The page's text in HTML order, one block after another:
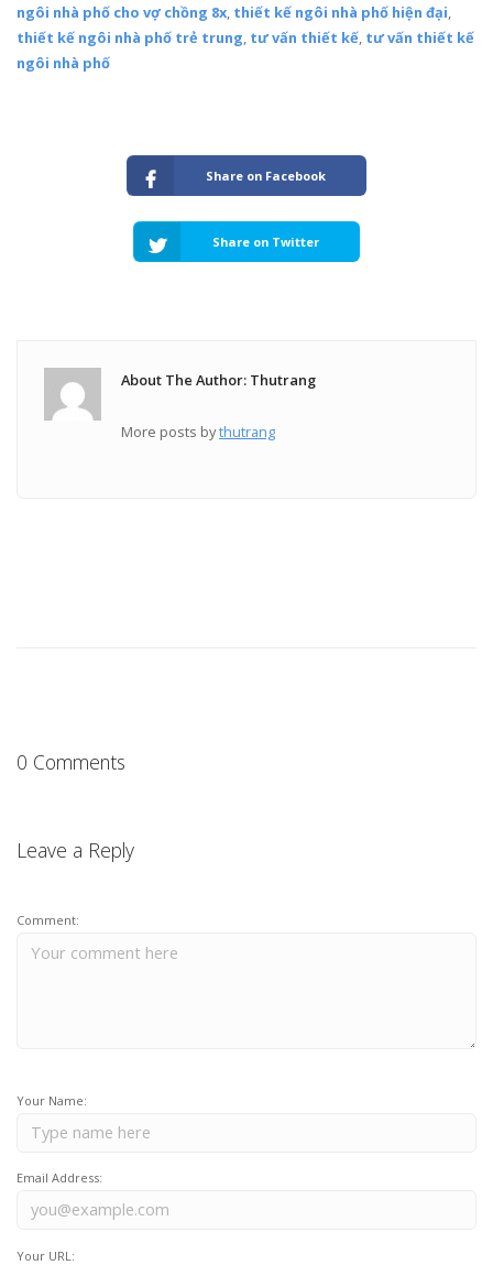
ngôi nhà phố cho vợ chồng 8x, thiết kế ngôi nhà phố hiện đại,
thiết kế ngôi nhà phố trẻ trung, tư vấn thiết kế, tư vấn thiết kế
ngôi nhà phố
Share on Facebook
Share on Twitter
About The Author: Thutrang
More posts bythutrang
0 Comments
Leave a Reply
Comment:
Your Name:
Email Address:
Your URL: